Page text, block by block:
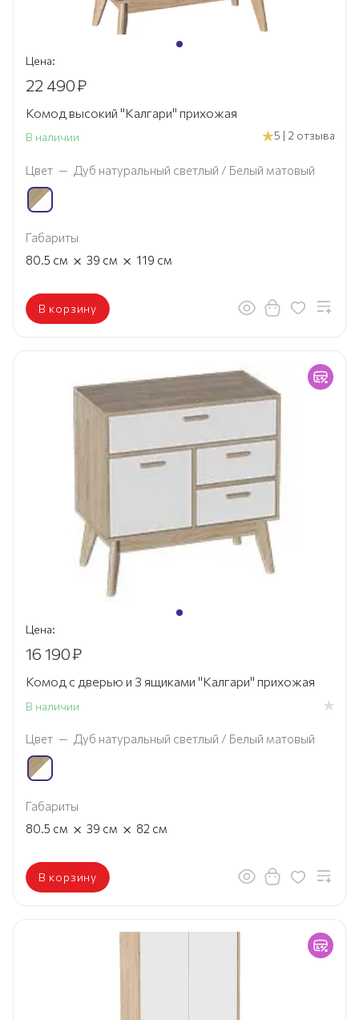
Цена:
22 490₽
Комод высокий "Калгари" прихожая
В наличии 5 | 2 отзыва
Цвет — Дуб натуральный светлый / Белый матовый
Габариты
80.5 см × 39 см × 119 см
В корзину
Цена:
16 190₽
Комод с дверью и 3 ящиками "Калгари" прихожая
В наличии
Цвет — Дуб натуральный светлый / Белый матовый
Габариты
80.5 см × 39 см × 82 см
В корзину